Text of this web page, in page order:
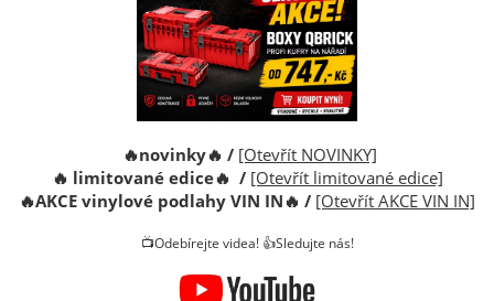
Podložka z extrudovaného polystyrénu s drážkováním
pod laminátové a dřevěné plovoucí podlahy a ostatní
podlahové krytiny. Podložka pod plovoucí podlahy.
Termoakustická izolační podložka tloušťky 5mm.
🔥novinky🔥 / [Otevřít NOVINKY]
🔥 limitované edice🔥 / [Otevřít limitované edice]
🔥AKCE vinylové podlahy VIN IN🔥 / [Otevřít AKCE VIN IN]
📺Odebírejte videa! 👍Sledujte nás!